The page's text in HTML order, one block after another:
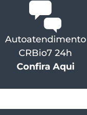
Autoatendimento
CRBio7 24h
Confira Aqui